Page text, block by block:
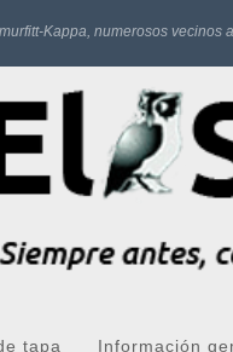
Kappa, numerosos vecinos
tapa Información